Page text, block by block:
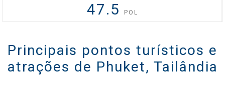
Xcite℠
47.5 POL
Principais pontos turísticos e
atrações de Phuket, Tailândia